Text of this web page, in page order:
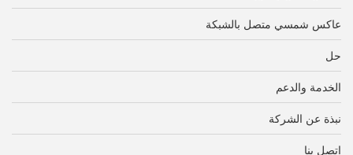
عاكس شمسي متصل بالشبكة
حل
الخدمة والدعم
نبذة عن الشركة
اتصل بنا